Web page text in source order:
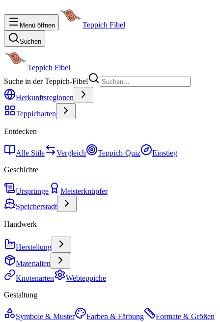
Menü öffnen Teppich Fibel
Suchen
Teppich Fibel
Suche in der Teppich-Fibel
Herkunftsregionen
Teppicharten
Entdecken
Alle Stile Vergleich Teppich-Quiz
Einstieg
Geschichte
Ursprünge
Meisterknüpfer
Speicherstadt
Handwerk
Herstellung
Materialien
Knotenarten
Webteppiche
Gestaltung
Symbole & Muster Farben & Färbung
Formate & Größen